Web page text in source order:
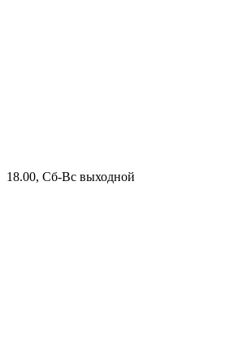
18.00, Сб-Вс выходной